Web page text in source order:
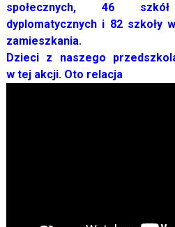
społecznych, 46
dyplomatycznych i 82 szkoły
zamieszkania.
Dzieci z naszego
w tej akcji. Oto relacja